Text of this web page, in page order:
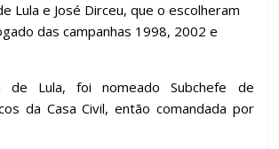
Lula e José Dirceu, que o escolheram
das campanhas 1998, 2002 e
de Lula, foi nomeado Subchefe de
da Casa Civil, então comandada por